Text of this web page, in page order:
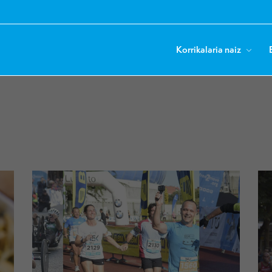
Korrikalaria naiz
salga antes?
salga antes?
salga antes?